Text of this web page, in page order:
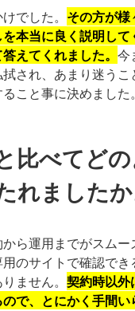
でした。 その方が
本当に良く説明して
えてくれました。 今
され、あまり迷う
こと事に決めました。
比べてど
れましたか
ら運用までがスム
のサイトで確認で
ません。 契約時以外
で、とにかく手間い